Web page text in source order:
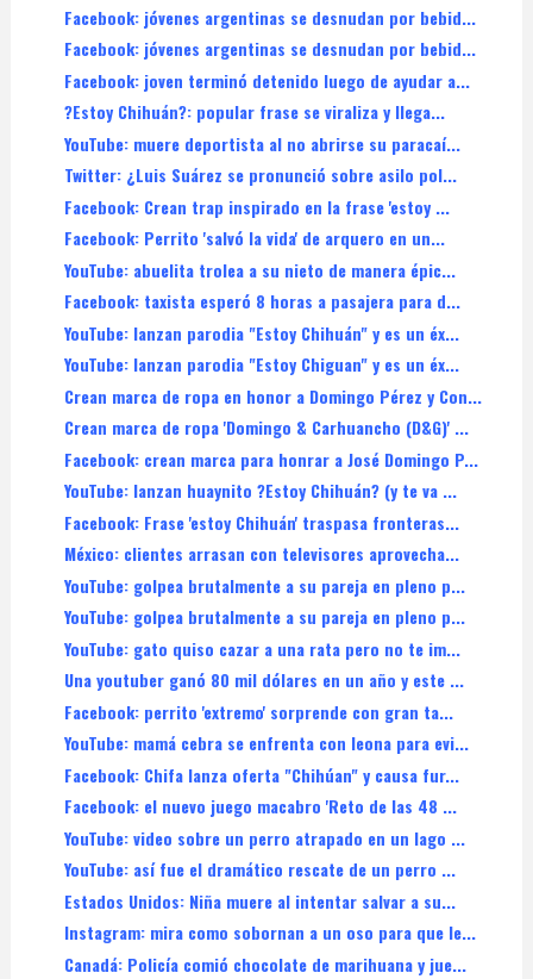
Facebook: jóvenes argentinas se desnudan por bebid...
Facebook: jóvenes argentinas se desnudan por bebid...
Facebook: joven terminó detenido luego de ayudar a...
?Estoy Chihuán?: popular frase se viraliza y llega...
YouTube: muere deportista al no abrirse su paracaí...
Twitter: ¿Luis Suárez se pronunció sobre asilo pol...
Facebook: Crean trap inspirado en la frase 'estoy ...
Facebook: Perrito 'salvó la vida' de arquero en un...
YouTube: abuelita trolea a su nieto de manera épic...
Facebook: taxista esperó 8 horas a pasajera para d...
YouTube: lanzan parodia "Estoy Chihuán" y es un éx...
YouTube: lanzan parodia "Estoy Chiguan" y es un éx...
Crean marca de ropa en honor a Domingo Pérez y Con...
Crean marca de ropa 'Domingo & Carhuancho (D&G)' ...
Facebook: crean marca para honrar a José Domingo P...
YouTube: lanzan huaynito ?Estoy Chihuán? (y te va ...
Facebook: Frase 'estoy Chihuán' traspasa fronteras...
México: clientes arrasan con televisores aprovecha...
YouTube: golpea brutalmente a su pareja en pleno p...
YouTube: golpea brutalmente a su pareja en pleno p...
YouTube: gato quiso cazar a una rata pero no te im...
Una youtuber ganó 80 mil dólares en un año y este ...
Facebook: perrito 'extremo' sorprende con gran ta...
YouTube: mamá cebra se enfrenta con leona para evi...
Facebook: Chifa lanza oferta "Chihúan" y causa fur...
Facebook: el nuevo juego macabro 'Reto de las 48 ...
YouTube: video sobre un perro atrapado en un lago ...
YouTube: así fue el dramático rescate de un perro ...
Estados Unidos: Niña muere al intentar salvar a su...
Instagram: mira como sobornan a un oso para que le...
Canadá: Policía comió chocolate de marihuana y jue...